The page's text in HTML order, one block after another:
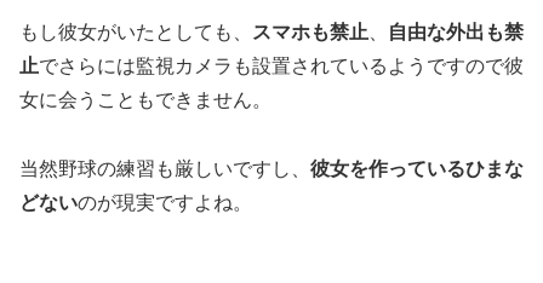
もし彼女がいたとしても、 スマホも禁止
自由な外出も禁
止でさらには監視カメラも設置されているようですので彼
女に会うこともできません。
当然野球の練習も厳しいですし、 彼女を作っているひまな
どないのが現実ですよね。